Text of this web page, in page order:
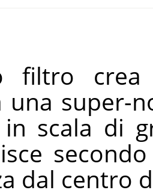
filtro
una super-
in scala di
dal centro